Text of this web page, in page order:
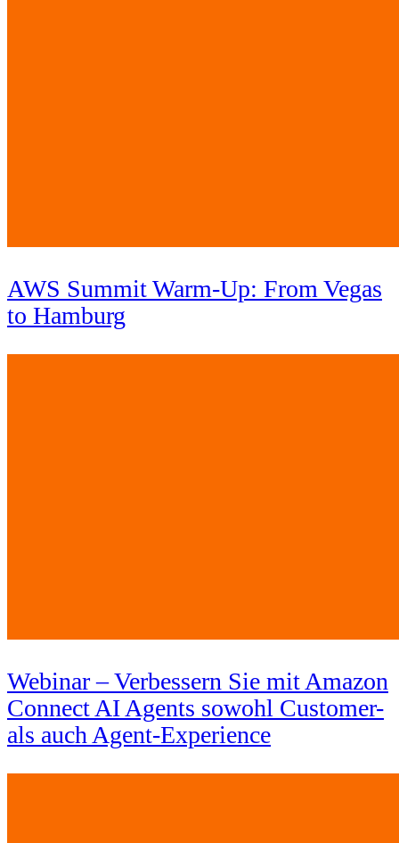
AWS Summit Warm-Up: From Vegas
to Hamburg
Webinar – Verbessern Sie mit Amazon
Connect AI Agents sowohl Customer-
als auch Agent-Experience